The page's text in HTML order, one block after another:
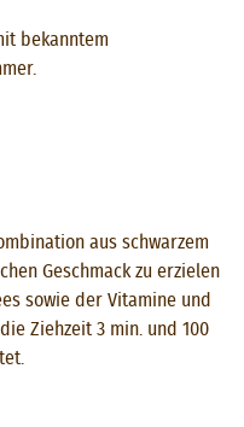
bekanntem
aus schwarzem
Geschmack zu erzielen
sowie der Vitamine und
Ziehzeit 3 ​​min. und 100